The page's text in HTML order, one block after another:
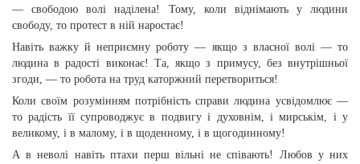
— свободою волі наділена! Тому, коли віднімають у людини
свободу, то протест в ній наростає!
Навіть важку й неприємну роботу — якщо з власної волі — то
людина в радості виконає! Та, якщо з примусу, без внутрішньої
згоди, — то робота на труд каторжний перетвориться!
Коли своїм розумінням потрібність справи людина усвідомлює —
то радість її супроводжує в подвигу і духовнім, і мирськім, і у
великому, і в малому, і в щоденному, і в щогодинному!
А в неволі навіть птахи перш вільні не співають! Любов у них